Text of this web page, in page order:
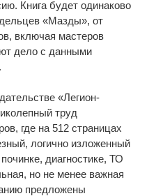
Книга будет одинаково
«Мазды», от
включая мастеров
дело с данными
«Легион-
труд
где на 512 страницах
логично изложенный
диагностике, ТО
но не менее важная
предложены